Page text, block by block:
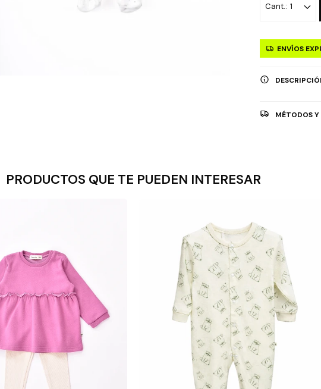
1
ENVÍOS
MÉTODOS
PRODUCTOS QUE TE PUEDEN INTERESAR